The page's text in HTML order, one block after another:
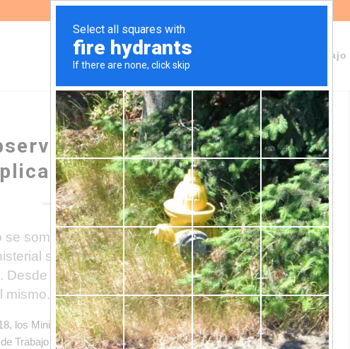
Sobre Fundeps Áreas de trabajo
a las «buenas
de agroquímicos
sometió a consulta pública el Informe Final
sobre Buenas Prácticas en materia de
Desde FUNDEPS presentamos nuestras
mismo.
los Ministerios de Agroindustria y de Ambiente y Desarrollo
Trabajo Interministerial sobre Buenas Prácticas en materia de